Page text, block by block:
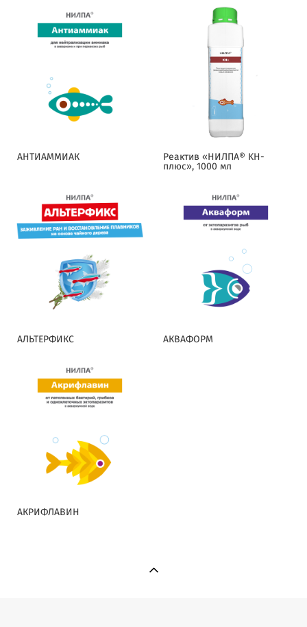
АНТИАММИАК
Реактив «НИЛПА® KH-
плюс», 1000 мл
АЛЬТЕРФИКС АКВАФОРМ
АКРИФЛАВИН